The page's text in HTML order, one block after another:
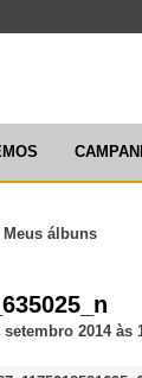
Meus álbuns
setembro 2014 às